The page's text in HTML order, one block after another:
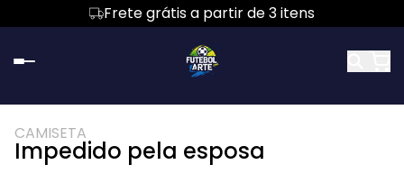
Frete grátis a partir de 3 itens
CAMISETA
Impedido pela esposa